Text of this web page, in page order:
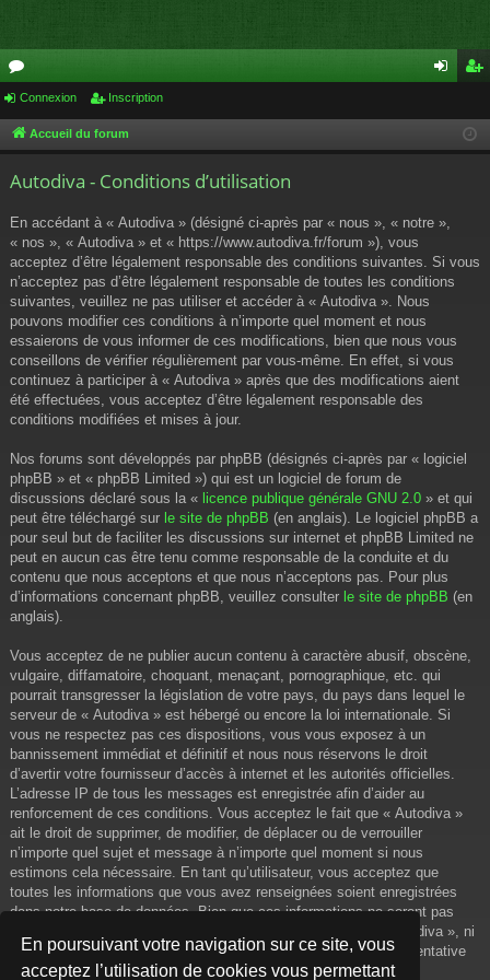
En poursuivant votre navigation sur ce site, vous
acceptez l’utilisation de cookies vous permettant
or
u cri
Connexion Inscription
Accueil du forum
Autodiva - Conditions d’utilisation
En accédant à « Autodiva » (désigné ci-après par « nous », « notre »,
« nos », « Autodiva » et « https://www.autodiva.fr/forum »), vous
acceptez d’être légalement responsable des conditions suivantes. Si vous
n’acceptez pas d’être légalement responsable de toutes les conditions
suivantes, veuillez ne pas utiliser et accéder à « Autodiva ». Nous
pouvons modifier ces conditions à n’importe quel moment et nous
essaierons de vous informer de ces modifications, bien que nous vous
conseillons de vérifier régulièrement par vous-même. En effet, si vous
continuez à participer à « Autodiva » après que des modifications aient
été effectuées, vous acceptez d’être légalement responsable des
conditions modifiées et mises à jour.
Nos forums sont développés par phpBB (désignés ci-après par « logiciel
phpBB » et « phpBB Limited ») qui est un logiciel de forum de
discussions déclaré sous la « licence publique générale GNU 2.0 » et qui
peut être téléchargé sur le site de phpBB (en anglais). Le logiciel phpBB a
pour seul but de faciliter les discussions sur internet et phpBB Limited ne
peut en aucun cas être tenu comme responsable de la conduite et du
contenu que nous acceptons et que nous n’acceptons pas. Pour plus
d’informations concernant phpBB, veuillez consulter le site de phpBB (en
anglais).
Vous acceptez de ne publier aucun contenu à caractère abusif, obscène,
vulgaire, diffamatoire, choquant, menaçant, pornographique, etc. qui
pourrait transgresser la législation de votre pays, du pays dans lequel le
serveur de « Autodiva » est hébergé ou encore la loi internationale. Si
vous ne respectez pas ces dispositions, vous vous exposez à un
bannissement immédiat et définitif et nous nous réservons le droit
d’avertir votre fournisseur d’accès à internet et les autorités officielles.
L’adresse IP de tous les messages est enregistrée afin d’aider au
renforcement de ces conditions. Vous acceptez le fait que « Autodiva »
ait le droit de supprimer, de modifier, de déplacer ou de verrouiller
n’importe quel sujet et message à n’importe quel moment si nous
estimons cela nécessaire. En tant qu’utilisateur, vous acceptez que
toutes les informations que vous avez renseignées soient enregistrées
dans notre base de données. Bien que ces informations ne seront pas
diffusées à une tierce partie sans votre consentement, ni « Autodiva », ni
phpBB, ne pourront être tenus comme responsables en cas de tentative
de piratage informatique visant à compromettre vos données.